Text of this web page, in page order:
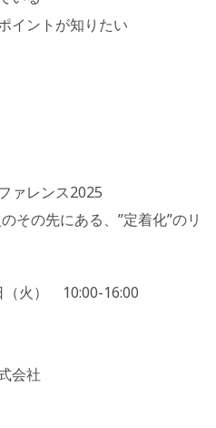
イントが知りたい
ァレンス2025
その先にある、”定着化”のリ
（火） 10:00-16:00
会社